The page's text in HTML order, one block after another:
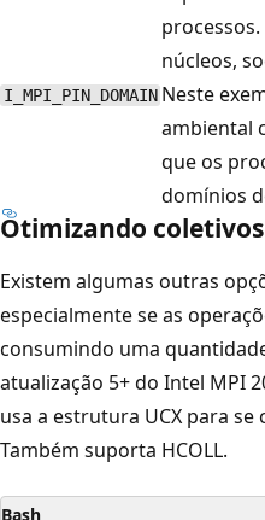
I_MPI_PIN_DOMAIN
núcleos,
Neste
ambiental
que os
domínios
Otimizando
Existem algumas outras
especialmente se as
consumindo uma
atualização 5+ do Intel MPI
usa a estrutura UCX para
Também suporta HCOLL.
Bash